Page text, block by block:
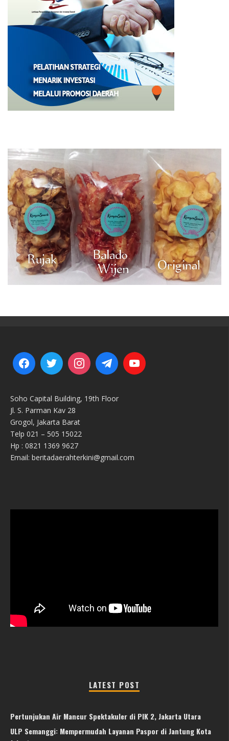
Soho Capital Building, 19th Floor
Jl. S. Parman Kav 28
Grogol, Jakarta Barat
Telp 021 – 505 15022
Hp : 0821 1369 9627
Email: beritadaerahterkini@gmail.com
LATEST POST
Pertunjukan Air Mancur Spektakuler di PIK 2, Jakarta Utara
ULP Semanggi: Mempermudah Layanan Paspor di Jantung Kota